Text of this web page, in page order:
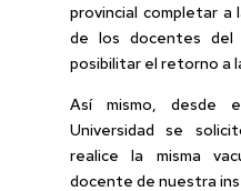
provincial completar a
de los docentes
posibilitar el retorno a
Así mismo, desde
Universidad se
realice la misma
docente de nuestra